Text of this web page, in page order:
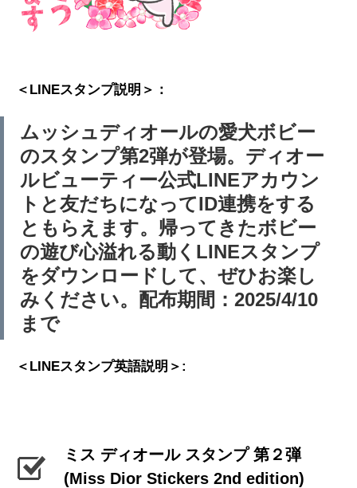
＜LINEスタンプ説明＞：
ムッシュディオールの愛犬ボビー
のスタンプ第2弾が登場。ディオー
ルビューティー公式LINEアカウン
トと友だちになってID連携をする
ともらえます。帰ってきたボビー
の遊び心溢れる動くLINEスタンプ
をダウンロードして、ぜひお楽し
みください。配布期間：2025/4/10
まで
＜LINEスタンプ英語説明＞:
ミス ディオール スタンプ 第２弾
(Miss Dior Stickers 2nd edition)